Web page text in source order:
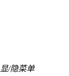
显/隐菜单